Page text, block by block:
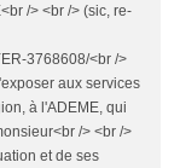
/> <br /> (sic, re-
3768608/<br />
aux services
à l'ADEME, qui
/> <br />
et de ses